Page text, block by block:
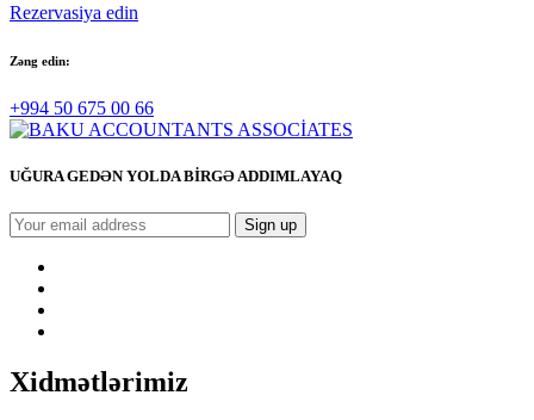
Rezervasiya edin
Zəng edin:
+994 50 675 00 66
UĞURA GEDƏN YOLDA BİRGƏ ADDIMLAYAQ
Xidmətlərimiz